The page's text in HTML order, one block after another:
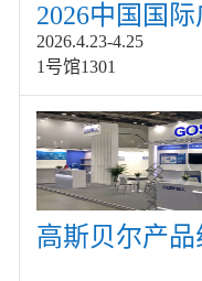
2026.4.23-4.25
1号馆1301